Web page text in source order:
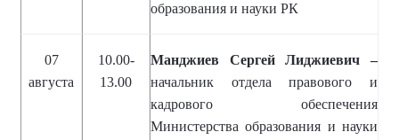
образования и науки РК
07
августа
10.00-
13.00
Манджиев Сергей Лиджиевич –
начальник отдела правового и
кадрового обеспечения
Министерства образования и науки